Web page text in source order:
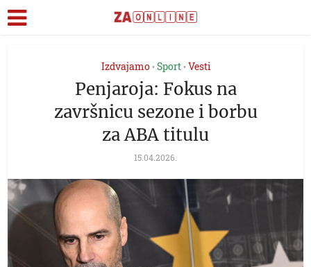
Izdvajamo • Sport • Vesti
Penjaroja: Fokus na
završnicu sezone i borbu
za ABA titulu
15.04.2026.